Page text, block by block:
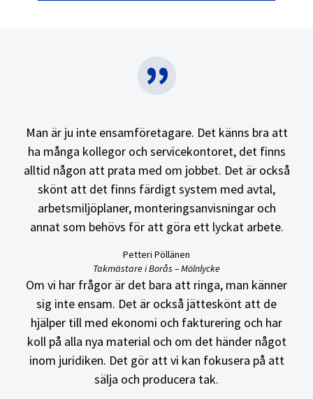
”
Man är ju inte ensamföretagare. Det känns bra att
ha många kollegor och servicekontoret, det finns
alltid någon att prata med om jobbet. Det är också
skönt att det finns färdigt system med avtal,
arbetsmiljöplaner, monteringsanvisningar och
annat som behövs för att göra ett lyckat arbete.
Petteri Pöllänen
Takmästare i Borås – Mölnlycke
Om vi har frågor är det bara att ringa, man känner
sig inte ensam. Det är också jätteskönt att de
hjälper till med ekonomi och fakturering och har
koll på alla nya material och om det händer något
inom juridiken. Det gör att vi kan fokusera på att
sälja och producera tak.